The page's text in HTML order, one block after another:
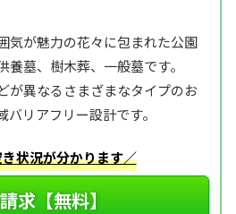
気が魅力の花々に包まれた公園
墓、樹木葬、一般墓です。
が異なるさまざまなタイプのお
リアフリー設計です。
状況が分かります／
求【無料】